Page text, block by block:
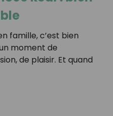
famille, c’est bien
moment de
de plaisir. Et quand